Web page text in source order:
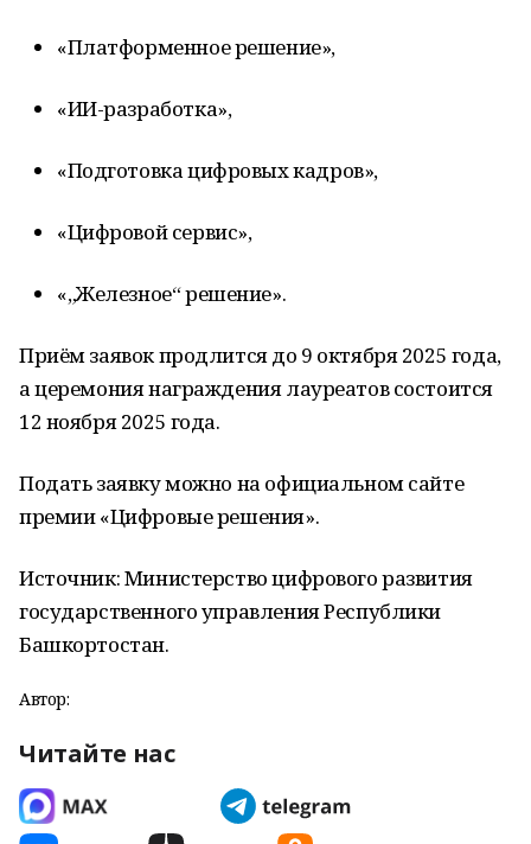
«Платформенное решение»,
«ИИ-разработка»,
«Подготовка цифровых кадров»,
«Цифровой сервис»,
«„Железное“ решение».
Приём заявок продлится до 9 октября 2025 года,
а церемония награждения лауреатов состоится
12 ноября 2025 года.
Подать заявку можно на официальном сайте
премии «Цифровые решения».
Источник: Министерство цифрового развития
государственного управления Республики
Башкортостан.
Автор:
Читайте нас